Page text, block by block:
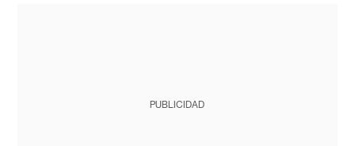
PUBLICIDAD